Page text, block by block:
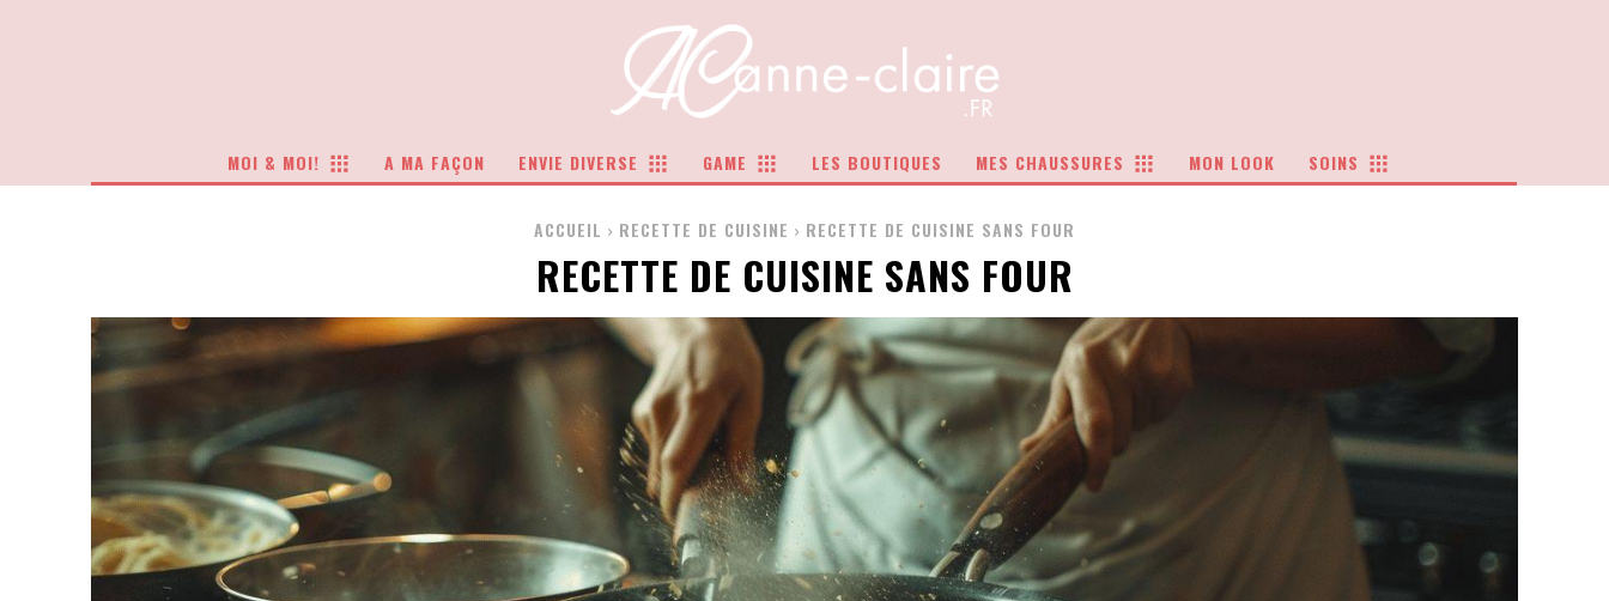
MOI & MOI! A MA FAÇON ENVIE DIVERSE GAME LES BOUTIQUES MES CHAUSSURES MON LOOK SOINS
ACCUEIL RECETTE DE CUISINE RECETTE DE CUISINE SANS FOUR
RECETTE DE CUISINE SANS FOUR